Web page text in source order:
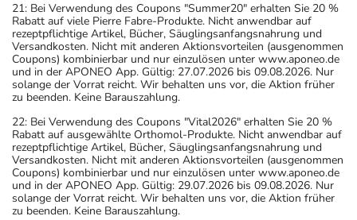
21: Bei Verwendung des Coupons "Summer20" erhalten Sie 20 %
Rabatt auf viele Pierre Fabre-Produkte. Nicht anwendbar auf
rezeptpflichtige Artikel, Bücher, Säuglingsanfangsnahrung und
Versandkosten. Nicht mit anderen Aktionsvorteilen (ausgenommen
Coupons) kombinierbar und nur einzulösen unter www.aponeo.de
und in der APONEO App. Gültig: 27.07.2026 bis 09.08.2026. Nur
solange der Vorrat reicht. Wir behalten uns vor, die Aktion früher
zu beenden. Keine Barauszahlung.
22: Bei Verwendung des Coupons "Vital2026" erhalten Sie 20 %
Rabatt auf ausgewählte Orthomol-Produkte. Nicht anwendbar auf
rezeptpflichtige Artikel, Bücher, Säuglingsanfangsnahrung und
Versandkosten. Nicht mit anderen Aktionsvorteilen (ausgenommen
Coupons) kombinierbar und nur einzulösen unter www.aponeo.de
und in der APONEO App. Gültig: 29.07.2026 bis 09.08.2026. Nur
solange der Vorrat reicht. Wir behalten uns vor, die Aktion früher
zu beenden. Keine Barauszahlung.